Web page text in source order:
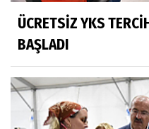
ÜCRETSİZ YKS
BAŞLADI